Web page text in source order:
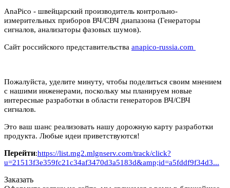
AnaPico - швейцарский производитель контрольно-
измерительных приборов ВЧ/СВЧ диапазона (Генераторы
сигналов, анализаторы фазовых шумов).
Сайт российского представительства anapico-russia.com
Пожалуйста, уделите минуту, чтобы поделиться своим мнением
с нашими инженерами, поскольку мы планируем новые
интересные разработки в области генераторов ВЧ/СВЧ
сигналов.
Это ваш шанс реализовать нашу дорожную карту разработки
продукта. Любые идеи приветствуются!
Перейти:https://list.mg2.mlgnserv.com/track/click?
u=21513f3e359fc21c34af3470d3a5183d&amp;id=a5fddf9f34d3...
Заказать